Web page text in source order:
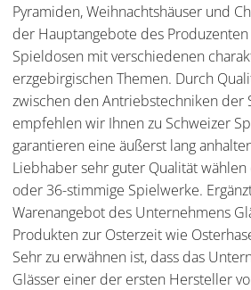
Pyramiden, Weihnachtshäuser und
der Hauptangebote des
Spieldosen mit verschiedenen
erzgebirgischen Themen. Durch
zwischen den Antriebstechniken der
empfehlen wir Ihnen zu Schweizer
garantieren eine äußerst lang
Liebhaber sehr guter Qualität
oder 36-stimmige Spielwerke.
Warenangebot des Unternehmens
Produkten zur Osterzeit wie
Sehr zu erwähnen ist, dass das
Glässer einer der ersten Hersteller